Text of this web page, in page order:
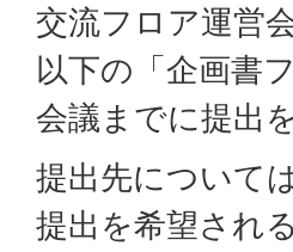
交流フロア運営
以下の「企画書
会議までに提出
提出先について
提出を希望され